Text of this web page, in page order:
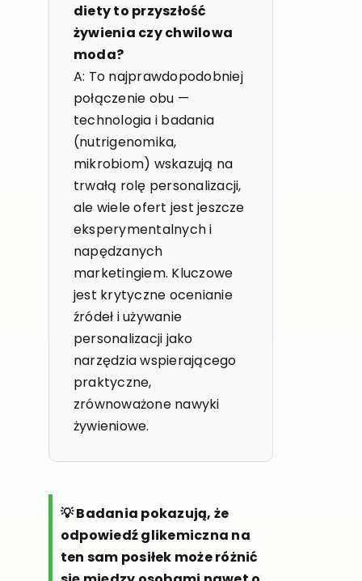
diety to przyszłość
żywienia czy chwilowa
moda?
A: To najprawdopodobniej
połączenie obu —
technologia i badania
(nutrigenomika,
mikrobiom) wskazują na
trwałą rolę personalizacji,
ale wiele ofert jest jeszcze
eksperymentalnych i
napędzanych
marketingiem. Kluczowe
jest krytyczne ocenianie
źródeł i używanie
personalizacji jako
narzędzia wspierającego
praktyczne,
zrównoważone nawyki
żywieniowe.
💡 Badania pokazują, że
odpowiedź glikemiczna na
ten sam posiłek może różnić